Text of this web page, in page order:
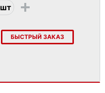
шт +
БЫСТРЫЙ ЗАКАЗ